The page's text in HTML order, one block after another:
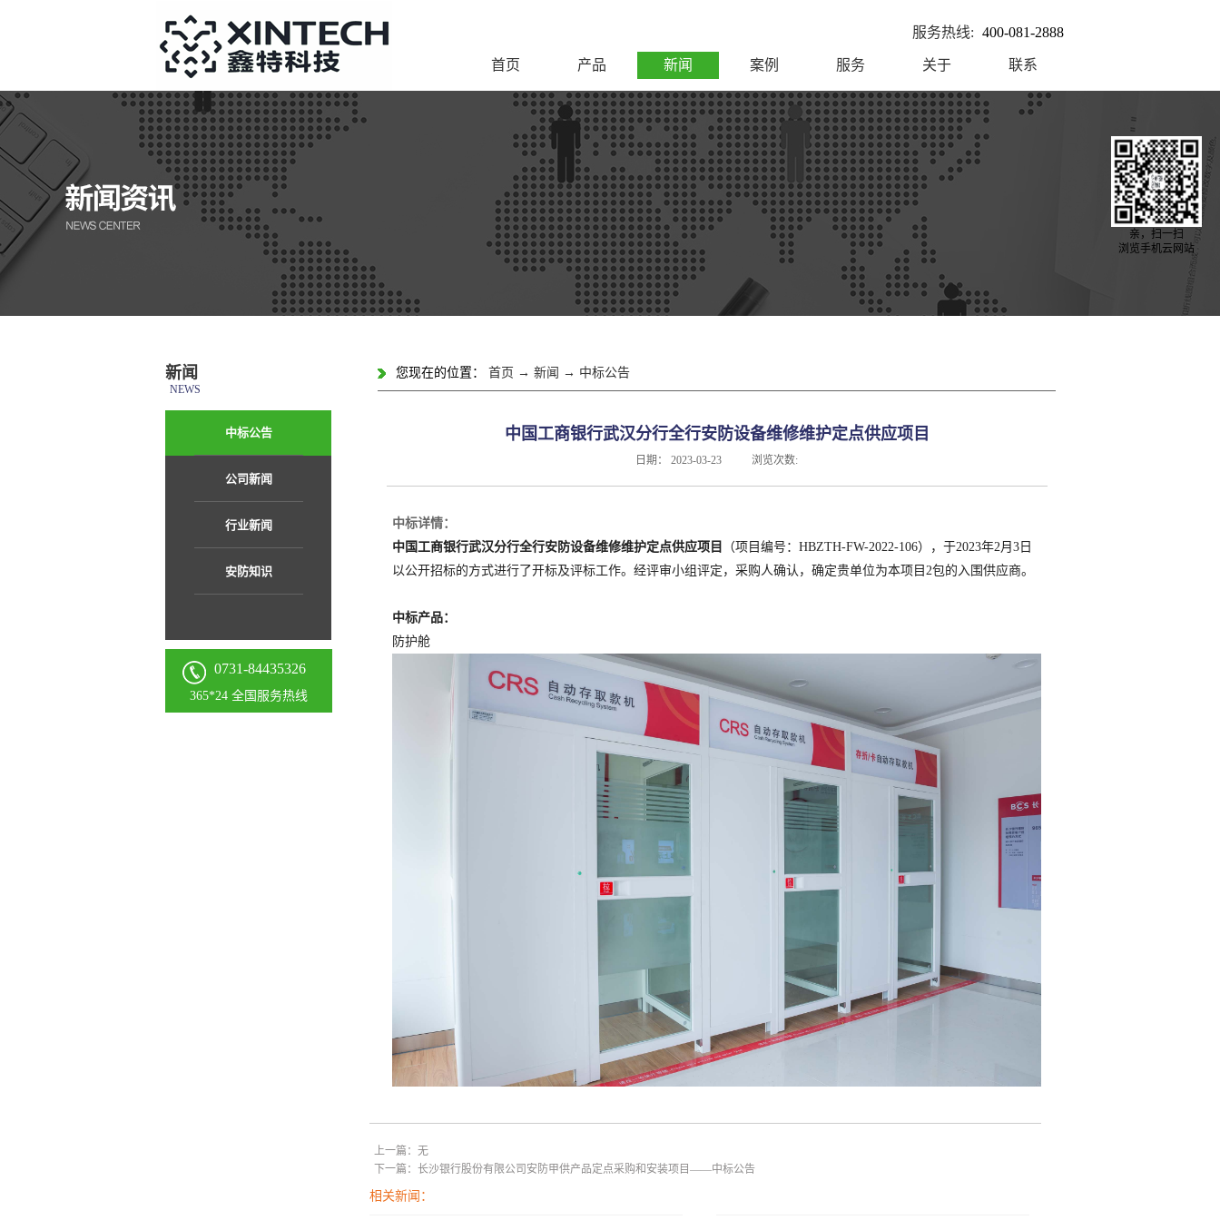
服务热线: 400-081-2888
首页 产品 新闻 案例 服务 关于 联系
新闻
NEWS
中标公告
公司新闻
行业新闻
安防知识
0731-84435326
365*24 全国服务热线
您现在的位置： 首页 → 新闻 → 中标公告
中国工商银行武汉分行全行安防设备维修维护定点供应项目
日期： 2023-03-23 浏览次数:
中标详情：
中国工商银行武汉分行全行安防设备维修维护定点供应项目
（项目编号：HBZTH-FW-2022-106），于2023年2月3日
以公开招标的方式进行了开标及评标工作。经评审小组评定，采购人确认，确定贵单位为本项目2包的入围供应商。
中标产品：
防护舱
上一篇：无
下一篇： 长沙银行股份有限公司安防甲供产品定点采购和安装项目——中标公告
相关新闻：
亲，扫一扫
浏览手机云网站